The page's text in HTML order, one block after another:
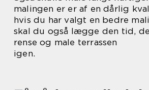
malingen er er af en dårlig
hvis du har valgt en bedre
skal du også lægge den tid,
rense og male terrassen
igen.